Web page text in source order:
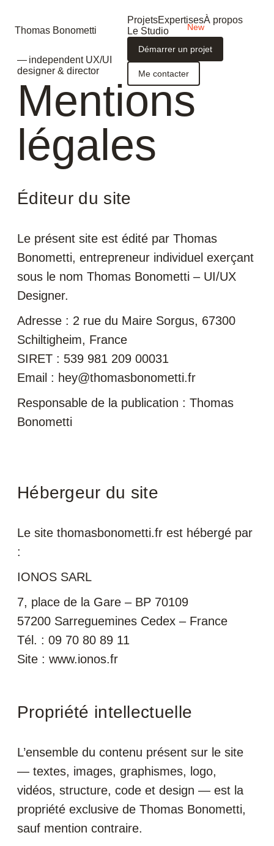
Thomas Bonometti
— independent UX/UI
designer & director
ProjetsExpertisesÀ propos
Le Studio
Démarrer un projet
Me contacter
Mentions
légales
Éditeur du site
Le présent site est édité par Thomas
Bonometti, entrepreneur individuel exerçant
sous le nom Thomas Bonometti – UI/UX
Designer.
Adresse : 2 rue du Maire Sorgus, 67300
Schiltigheim, France
SIRET : 539 981 209 00031
Email : hey@thomasbonometti.fr
Responsable de la publication : Thomas
Bonometti
Hébergeur du site
Le site thomasbonometti.fr est hébergé par
:
IONOS SARL
7, place de la Gare – BP 70109
57200 Sarreguemines Cedex – France
Tél. : 09 70 80 89 11
Site : www.ionos.fr
Propriété intellectuelle
L’ensemble du contenu présent sur le site
— textes, images, graphismes, logo,
vidéos, structure, code et design — est la
propriété exclusive de Thomas Bonometti,
sauf mention contraire.